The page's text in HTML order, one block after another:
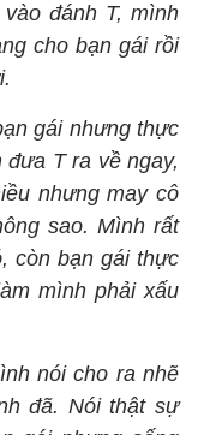
đánh T, mình
cho bạn gái rồi
gái nhưng thực
T ra về ngay,
nhưng may cô
sao. Mình rất
còn bạn gái thực
mình phải xấu
nói cho ra nhẽ
đã. Nói thật sự